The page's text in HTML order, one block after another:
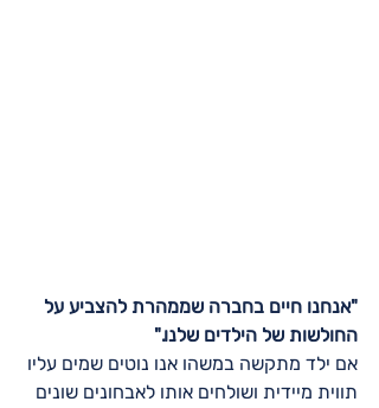
"אנחנו חיים בחברה שממהרת להצביע על
החולשות של הילדים שלנו."
אם ילד מתקשה במשהו אנו נוטים שמים עליו
תווית מיידית ושולחים אותו לאבחונים שונים